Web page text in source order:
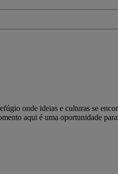
onde ideias e culturas se
aqui é uma oportunidade